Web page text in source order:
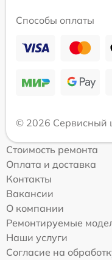
Способы оплаты
© 2026 Сервисный
Стоимость ремонта
Оплата и доставка
Контакты
Вакансии
О компании
Ремонтируемые
Наши услуги
Согласие на